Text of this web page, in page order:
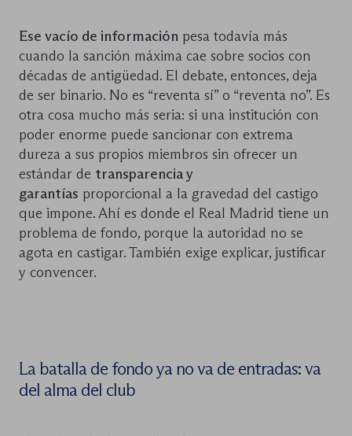
Ese vacío de información pesa todavía más
cuando la sanción máxima cae sobre socios con
décadas de antigüedad. El debate, entonces, deja
de ser binario. No es “reventa sí” o “reventa no”. Es
otra cosa mucho más seria: si una institución con
poder enorme puede sancionar con extrema
dureza a sus propios miembros sin ofrecer un
estándar de transparencia y
garantías proporcional a la gravedad del castigo
que impone. Ahí es donde el Real Madrid tiene un
problema de fondo, porque la autoridad no se
agota en castigar. También exige explicar, justificar
y convencer.
La batalla de fondo ya no va de entradas: va
del alma del club